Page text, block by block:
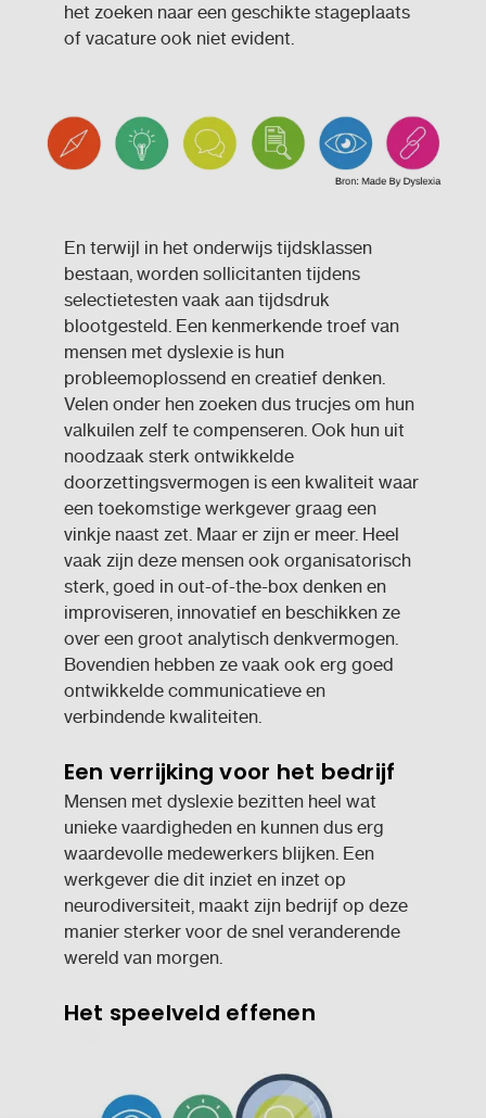
het zoeken naar een geschikte stageplaats
of vacature ook niet evident.
En terwijl in het onderwijs tijdsklassen
bestaan, worden sollicitanten tijdens
selectietesten vaak aan tijdsdruk
blootgesteld. Een kenmerkende troef van
mensen met dyslexie is hun
probleemoplossend en creatief denken.
Velen onder hen zoeken dus trucjes om hun
valkuilen zelf te compenseren. Ook hun uit
noodzaak sterk ontwikkelde
doorzettingsvermogen is een kwaliteit waar
een toekomstige werkgever graag een
vinkje naast zet. Maar er zijn er meer. Heel
vaak zijn deze mensen ook organisatorisch
sterk, goed in out-of-the-box denken en
improviseren, innovatief en beschikken ze
over een groot analytisch denkvermogen.
Bovendien hebben ze vaak ook erg goed
ontwikkelde communicatieve en
verbindende kwaliteiten.
Een verrijking voor het bedrijf
Mensen met dyslexie bezitten heel wat
unieke vaardigheden en kunnen dus erg
waardevolle medewerkers blijken. Een
werkgever die dit inziet en inzet op
neurodiversiteit, maakt zijn bedrijf op deze
manier sterker voor de snel veranderende
wereld van morgen.
Het speelveld effenen